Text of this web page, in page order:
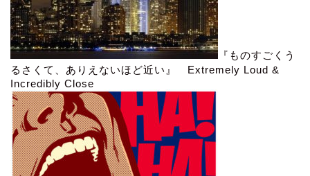
『ものすごくう
るさくて、ありえないほど近い』 Extremely Loud &
Incredibly Close